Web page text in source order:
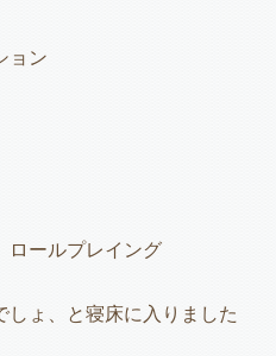
ョン
ロールプレイング
しょ、と寝床に入りました